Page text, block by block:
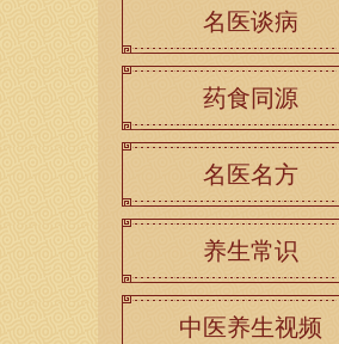
名医谈病
药食同源
名医名方
养生常识
中医养生视频